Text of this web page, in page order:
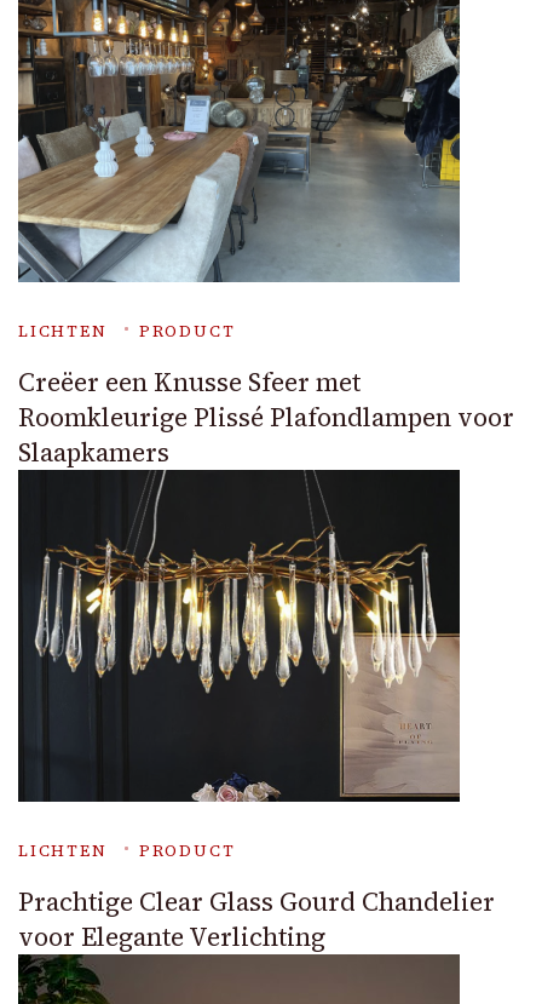
LICHTEN PRODUCT
Creëer een Knusse Sfeer met
Roomkleurige Plissé Plafondlampen voor
Slaapkamers
LICHTEN PRODUCT
Prachtige Clear Glass Gourd Chandelier
voor Elegante Verlichting